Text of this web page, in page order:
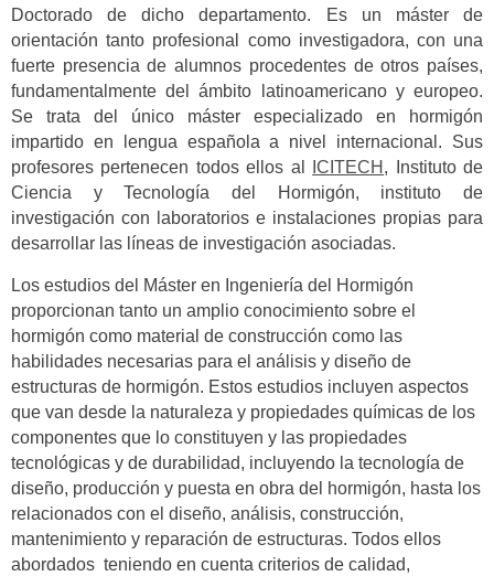
Doctorado de dicho departamento. Es un máster de
orientación tanto profesional como investigadora, con una
fuerte presencia de alumnos procedentes de otros países,
fundamentalmente del ámbito latinoamericano y europeo.
Se trata del único máster especializado en hormigón
impartido en lengua española a nivel internacional. Sus
profesores pertenecen todos ellos al
ICITECH , Instituto de
Ciencia y Tecnología del Hormigón, instituto de
investigación con laboratorios e instalaciones propias para
desarrollar las líneas de investigación asociadas.
Los estudios del Máster en Ingeniería del Hormigón
proporcionan tanto un amplio conocimiento sobre el
hormigón como material de construcción como las
habilidades necesarias para el análisis y diseño de
estructuras de hormigón. Estos estudios incluyen aspectos
que van desde la naturaleza y propiedades químicas de los
componentes que lo constituyen y las propiedades
tecnológicas y de durabilidad, incluyendo la tecnología de
diseño, producción y puesta en obra del hormigón, hasta los
relacionados con el diseño, análisis, construcción,
mantenimiento y reparación de estructuras. Todos ellos
abordados teniendo en cuenta criterios de calidad,